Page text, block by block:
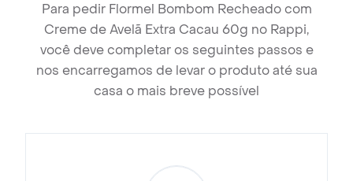
Para pedir Flormel Bombom Recheado com
Creme de Avelã Extra Cacau 60g no Rappi,
você deve completar os seguintes passos e
nos encarregamos de levar o produto até sua
casa o mais breve possível